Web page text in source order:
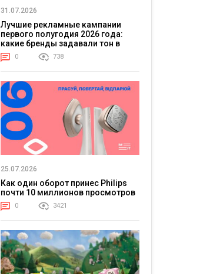
31.07.2026
Лучшие рекламные кампании
первого полугодия 2026 года:
какие бренды задавали тон в
отрасли
0 738
25.07.2026
Как один оборот принес Philips
почти 10 миллионов просмотров
0 3421